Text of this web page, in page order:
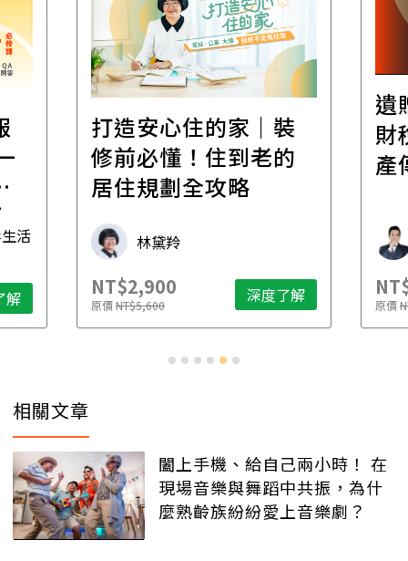
活
解
打造安心住的家｜裝
修前必懂！住到老的
居住規劃全攻略
林黛羚
NT$2,900
原價NT$5,600 深度了解
遺
財
產
原價
相關文章
闔上手機、給自己兩小時！ 在
現場音樂與舞蹈中共振，為什
麼熟齡族紛紛愛上音樂劇？